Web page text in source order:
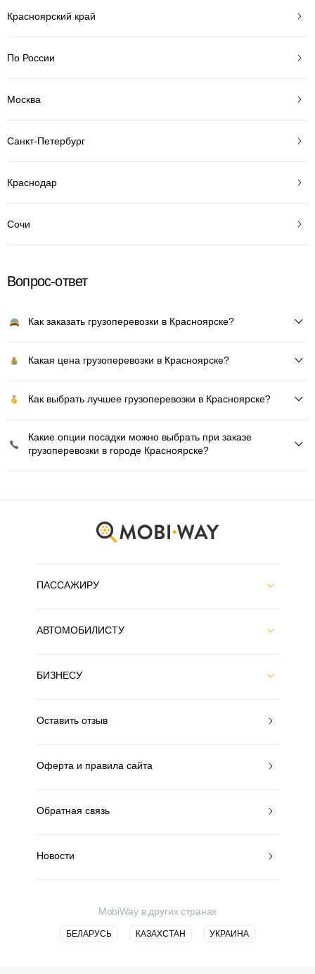
Красноярский край
По России
Москва
Санкт-Петербург
Краснодар
Сочи
Вопрос-ответ
Как заказать грузоперевозки в Красноярске?
Какая цена грузоперевозки в Красноярске?
Как выбрать лучшее грузоперевозки в Красноярске?
Какие опции посадки можно выбрать при заказе
грузоперевозки в городе Красноярске?
ПАССАЖИРУ
АВТОМОБИЛИСТУ
БИЗНЕСУ
Оставить отзыв
Оферта и правила сайта
Обратная связь
Новости
MobiWay в других странах
БЕЛАРУСЬ КАЗАХСТАН УКРАИНА